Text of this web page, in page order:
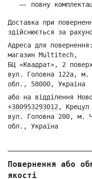
повну
Доставка при
здійснюється за
Адреса для повернення:
магазин Multitech,
БЦ «Квадрат», 2
вул. Головна 122а, м.
обл., 58000, Україна
або на відділення Но
+380953293012 , Крецул
вул. Головна 200, м.
обл., Україна
Повернення або
якості